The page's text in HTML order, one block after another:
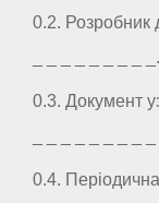
0.2. Розробник
_ _ _ _ _ _ _ _ _.
0.3. Документ
_ _ _ _ _ _ _ _ _
0.4.